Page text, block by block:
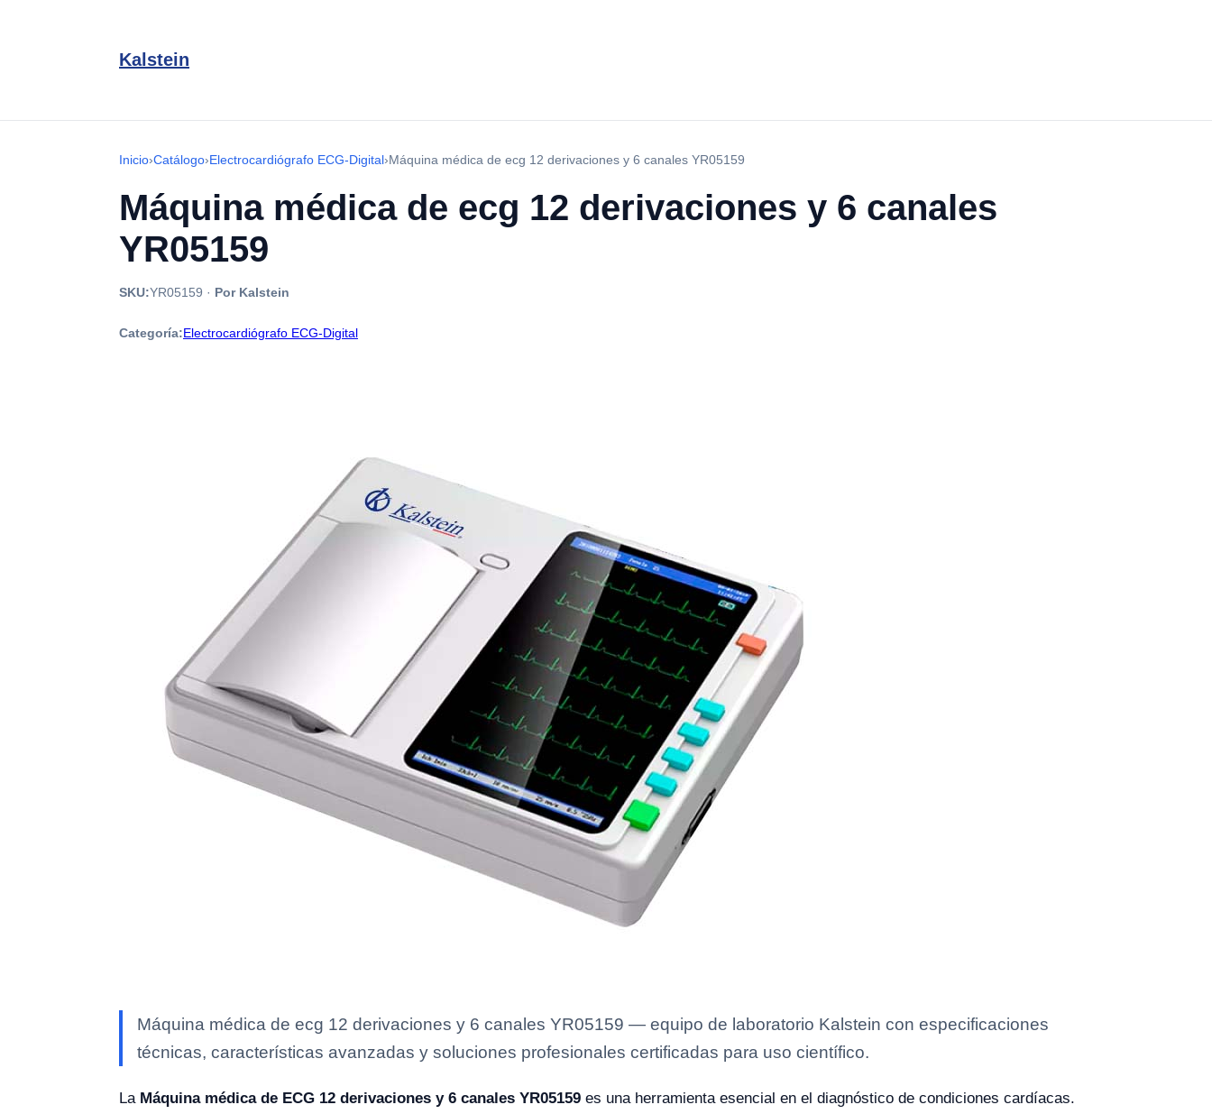
Kalstein
Inicio›Catálogo›Electrocardiógrafo ECG-Digital›Máquina médica de ecg 12 derivaciones y 6 canales YR05159
Máquina médica de ecg 12 derivaciones y 6 canales
YR05159
SKU:YR05159 · Por Kalstein
Categoría:Electrocardiógrafo ECG-Digital
Máquina médica de ecg 12 derivaciones y 6 canales YR05159 — equipo de laboratorio Kalstein con especificaciones
técnicas, características avanzadas y soluciones profesionales certificadas para uso científico.
La Máquina médica de ECG 12 derivaciones y 6 canales YR05159 es una herramienta esencial en el diagnóstico de condiciones cardíacas.